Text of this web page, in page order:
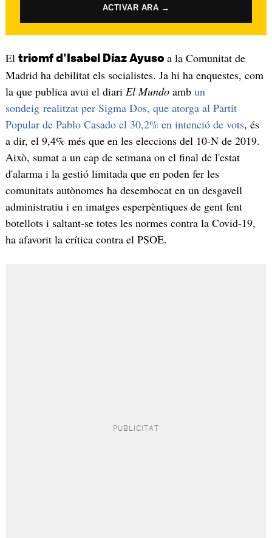
ACTIVAR ARA →
El triomf d'Isabel Díaz Ayuso a la Comunitat de
Madrid ha debilitat els socialistes. Ja hi ha enquestes, com
la que publica avui el diari El Mundoamb un
sondeig realitzat per Sigma Dos, que atorga al Partit
Popular de Pablo Casado el 30,2% en intenció de vots, és
a dir, el 9,4% més que en les eleccions del 10-N de 2019.
Això, sumat a un cap de setmana on el final de l'estat
d'alarma i la gestió limitada que en poden fer les
comunitats autònomes ha desembocat en un desgavell
administratiu i en imatges esperpèntiques de gent fent
botellots i saltant-se totes les normes contra la Covid-19,
ha afavorit la crítica contra el PSOE.